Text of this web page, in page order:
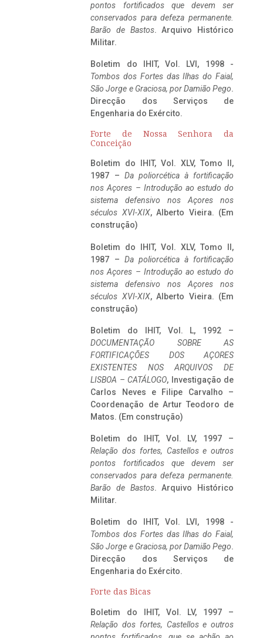
pontos fortificados que devem ser
conservados para defeza permanente.
Barão de Bastos. Arquivo Histórico
Militar.
Boletim do IHIT, Vol. LVI, 1998 -
Tombos dos Fortes das Ilhas do Faial,
São Jorge e Graciosa, por Damião Pego.
Direcção dos Serviços de
Engenharia do Exército.
Forte de Nossa Senhora da
Conceição
Boletim do IHIT, Vol. XLV, Tomo II,
1987 – Da poliorcética à fortificação
nos Açores – Introdução ao estudo do
sistema defensivo nos Açores nos
séculos XVI-XIX, Alberto Vieira. (Em
construção)
Boletim do IHIT, Vol. XLV, Tomo II,
1987 – Da poliorcética à fortificação
nos Açores – Introdução ao estudo do
sistema defensivo nos Açores nos
séculos XVI-XIX, Alberto Vieira. (Em
construção)
Boletim do IHIT, Vol. L, 1992 –
DOCUMENTAÇÃO SOBRE AS
FORTIFICAÇÕES DOS AÇORES
EXISTENTES NOS ARQUIVOS DE
LISBOA – CATÁLOGO, Investigação de
Carlos Neves e Filipe Carvalho –
Coordenação de Artur Teodoro de
Matos. (Em construção)
Boletim do IHIT, Vol. LV, 1997 –
Relação dos fortes, Castellos e outros
pontos fortificados que devem ser
conservados para defeza permanente.
Barão de Bastos. Arquivo Histórico
Militar.
Boletim do IHIT, Vol. LVI, 1998 -
Tombos dos Fortes das Ilhas do Faial,
São Jorge e Graciosa, por Damião Pego.
Direcção dos Serviços de
Engenharia do Exército.
Forte das Bicas
Boletim do IHIT, Vol. LV, 1997 –
Relação dos fortes, Castellos e outros